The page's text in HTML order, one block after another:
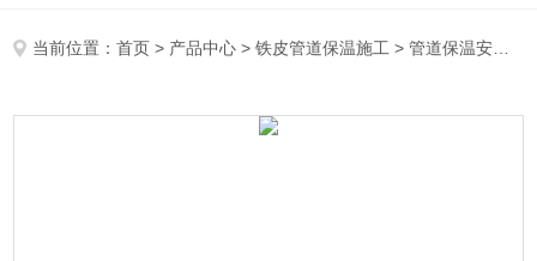
当前位置：首页 > 产品中心 >铁皮管道保温施工 >管道保温安装